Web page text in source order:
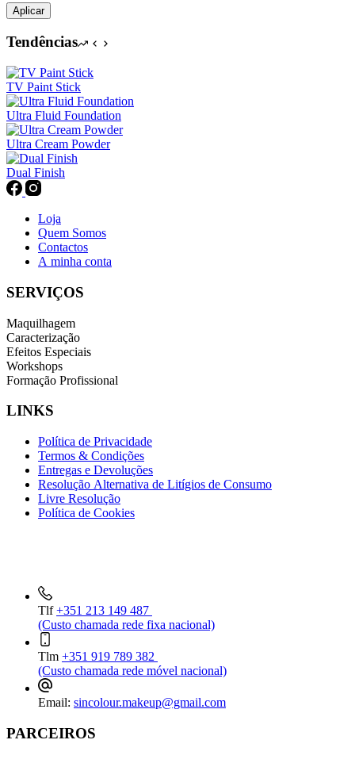
Aplicar
Tendências
TV Paint Stick
Ultra Fluid Foundation
Ultra Cream Powder
Dual Finish
Loja
Quem Somos
Contactos
A minha conta
SERVIÇOS
Maquilhagem
Caracterização
Efeitos Especiais
Workshops
Formação Profissional
LINKS
Política de Privacidade
Termos & Condições
Entregas e Devoluções
Resolução Alternativa de Litígios de Consumo
Livre Resolução
Política de Cookies
Tlf+351 213 149 487
(Custo chamada rede fixa nacional)
Tlm +351 919 789 382
(Custo chamada rede móvel nacional)
Email: sincolour.makeup@gmail.com
PARCEIROS